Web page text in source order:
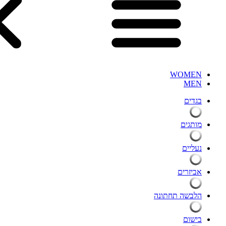
WOMEN
MEN
בגדים
מותגים
נעליים
אביזרים
הלבשה תחתונה
בישום